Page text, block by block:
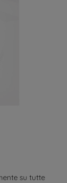
su tutte